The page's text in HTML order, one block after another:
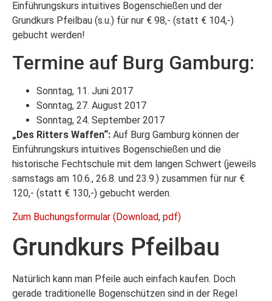
Einführungskurs intuitives Bogenschießen und der
Grundkurs Pfeilbau (s.u.) für nur € 98,- (statt € 104,-)
gebucht werden!
Termine auf Burg Gamburg:
Sonntag, 11. Juni 2017
Sonntag, 27. August 2017
Sonntag, 24. September 2017
„Des Ritters Waffen“: Auf Burg Gamburg können der
Einführungskurs intuitives Bogenschießen und die
historische Fechtschule mit dem langen Schwert (jeweils
samstags am 10.6., 26.8. und 23.9.) zusammen für nur €
120,- (statt € 130,-) gebucht werden.
Zum Buchungsformular (Download, pdf)
Grundkurs Pfeilbau
Natürlich kann man Pfeile auch einfach kaufen. Doch
gerade traditionelle Bogenschützen sind in der Regel